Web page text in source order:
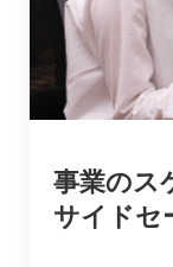
事業のス
サイドセ